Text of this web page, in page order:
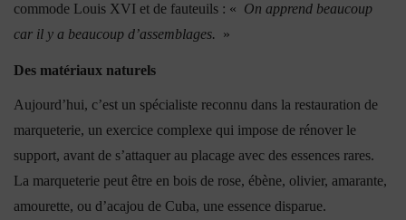
commode Louis XVI et de fauteuils : « On apprend beaucoup
car il y a beaucoup d’assemblages.
»
Des matériaux naturels
Aujourd’hui, c’est un spécialiste reconnu dans la restauration de
marqueterie, un exercice complexe qui impose de rénover le
support, avant de s’attaquer au placage avec des essences rares.
La marqueterie peut être en bois de rose, ébène, olivier, amarante,
amourette, ou d’acajou de Cuba, une essence disparue.